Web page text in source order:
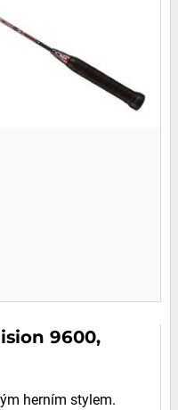
9600,
herním stylem.